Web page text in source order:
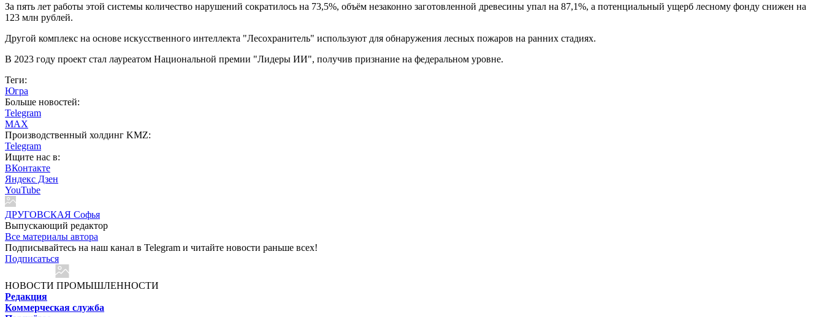
За пять лет работы этой системы количество нарушений сократилось на 73,5%, объём незаконно заготовленной древесины упал на 87,1%, а потенциальный ущерб лесному фонду снижен на
123 млн рублей.
Другой комплекс на основе искусственного интеллекта "Лесохранитель" используют для обнаружения лесных пожаров на ранних стадиях.
В 2023 году проект стал лауреатом Национальной премии "Лидеры ИИ", получив признание на федеральном уровне.
Теги:
Югра
Больше новостей:
Telegram
MAX
Производственный холдинг KMZ:
Telegram
Ищите нас в:
ВКонтакте
Яндекс Дзен
YouTube
ДРУГОВСКАЯ Софья
Выпускающий редактор
Все материалы автора
Подписывайтесь на наш канал в Telegram и читайте новости раньше всех!
Подписаться
НОВОСТИ ПРОМЫШЛЕННОСТИ
Редакция
Коммерческая служба